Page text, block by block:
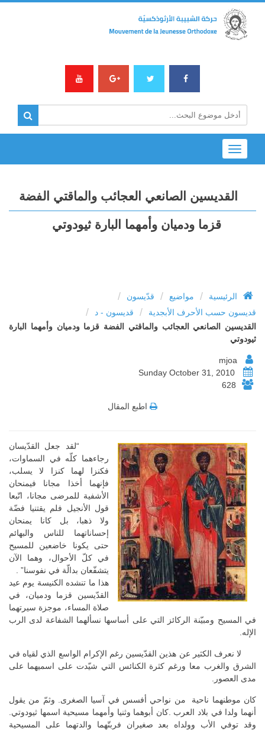
Toggle
navigation
القديسين الصانعي العجائب والماقتي الفضة
قزما ودميان وأمهما البارة ثيودوتي
الرئيسية / مواضيع / قدّيسون /
قديسون حسب الأحرف الأبجدية / قديسون - د /
القديسين الصانعي العجائب والماقتي الفضة قزما ودميان وأمهما البارة
ثيودوتي
628
اطبع المقال
“لقد جعل القدّيسان
رجاءهما كلّه في السماوات،
فكنزا لهما كنزا لا يسلب،
فإنهما أخذا مجانا فيمنحان
الأشفية للمرضى مجانا، اتّبعا
قول الأنجيل فلم يقتنيا فضّة
ولا ذهبا، بل كانا يمنحان
إحساناتهما للناس والبهائم
حتى يكونا خاضعين للمسيح
في كلّ الأحوال، وهما الآن
يتشفّعان بدالّة في نفوسنا” .
هذا ما تنشده الكنيسة يوم عيد
القدّيسين قزما ودميان، في
صلاة المساء، موجزة سيرتهما
في المسيح ومبيّنة الركائز التي على أساسها نسألهما الشفاعة لدى الرب
الإله.
لا نعرف الكثير عن هذين القدّيسين رغم الإكرام الواسع الذي لقياه في
الشرق والغرب معا ورغم كثرة الكنائس التي شيّدت على اسميهما على
مدى العصور.
كان موطنهما ناحية من نواحي أفسس في آسيا الصغرى. وثمّ من يقول
أنهما ولدا في بلاد العرب .كان أبوهما وثنيا وأمهما مسيحية اسمها ثيودوتي.
وقد توفي الأب وولداه بعد صغيران فربتّهما والدتهما على المسيحية